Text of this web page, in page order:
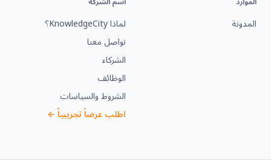
المدونة
لماذا KnowledgeCity؟
تواصل معنا
الشركاء
الوظائف
الشروط والسياسات
اطلب عرضاً تجريبياً ←